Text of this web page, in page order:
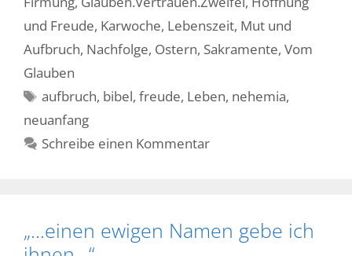
und Freude, Karwoche, Lebenszeit, Mut und
Aufbruch, Nachfolge, Ostern, Sakramente, Vom
Glauben
Schlagwörter
aufbruch, bibel,freude, Leben, nehemia,
neuanfang
Schreibe einen Kommentar
„…einen ewigen Namen gebe ich